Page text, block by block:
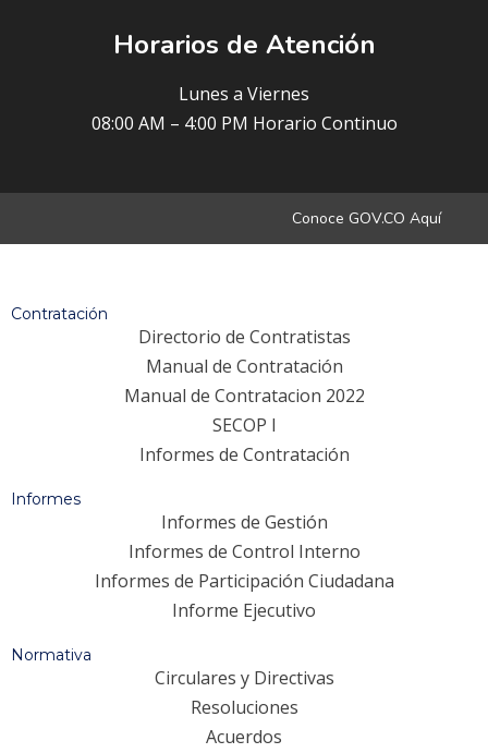
Horarios de Atención
Lunes a Viernes
08:00 AM – 4:00 PM Horario Continuo
Conoce GOV.CO Aquí
Contratación
Directorio de Contratistas
Manual de Contratación
Manual de Contratacion 2022
SECOP I
Informes de Contratación
Informes
Informes de Gestión
Informes de Control Interno
Informes de Participación Ciudadana
Informe Ejecutivo
Normativa
Circulares y Directivas
Resoluciones
Acuerdos